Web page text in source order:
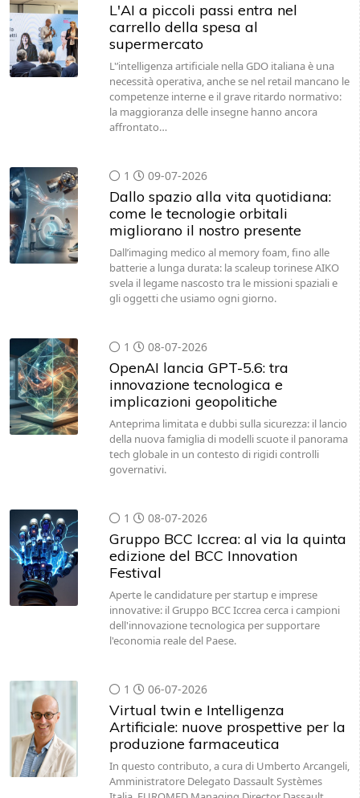
L'AI a piccoli passi entra nel
carrello della spesa al
supermercato
L'’intelligenza artificiale nella GDO italiana è una
necessità operativa, anche se nel retail mancano le
competenze interne e il grave ritardo normativo:
la maggioranza delle insegne hanno ancora
affrontato…
1 09-07-2026
Dallo spazio alla vita quotidiana:
come le tecnologie orbitali
migliorano il nostro presente
Dall’imaging medico al memory foam, fino alle
batterie a lunga durata: la scaleup torinese AIKO
svela il legame nascosto tra le missioni spaziali e
gli oggetti che usiamo ogni giorno.
1 08-07-2026
OpenAI lancia GPT-5.6: tra
innovazione tecnologica e
implicazioni geopolitiche
Anteprima limitata e dubbi sulla sicurezza: il lancio
della nuova famiglia di modelli scuote il panorama
tech globale in un contesto di rigidi controlli
governativi.
1 08-07-2026
Gruppo BCC Iccrea: al via la quinta
edizione del BCC Innovation
Festival
Aperte le candidature per startup e imprese
innovative: il Gruppo BCC Iccrea cerca i campioni
dell'innovazione tecnologica per supportare
l'economia reale del Paese.
1 06-07-2026
Virtual twin e Intelligenza
Artificiale: nuove prospettive per la
produzione farmaceutica
In questo contributo, a cura di Umberto Arcangeli,
Amministratore Delegato Dassault Systèmes